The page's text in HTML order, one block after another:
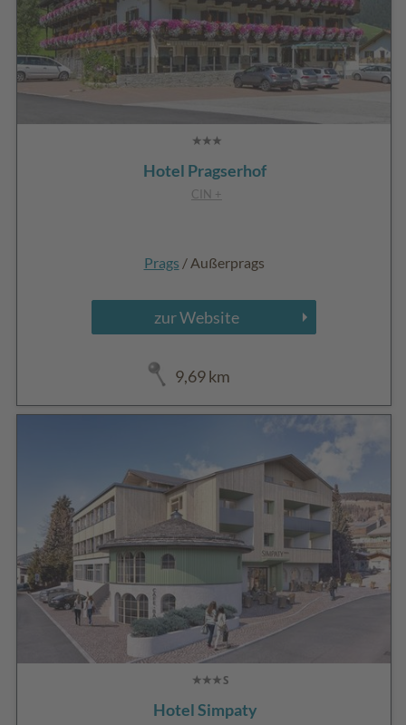
Hotel Pragserhof
CIN +
Prags / Außerprags
zur Website
9,69 km
Hotel Simpaty